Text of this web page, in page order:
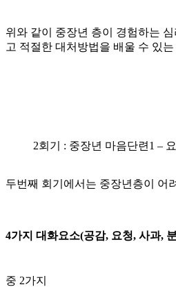
위와 같이 중장년 층이 경험하는
고 적절한 대처방법을 배울 수 있
2회기 : 중장년 마음단련1 –
두번째 회기에서는 중장년층이 어
4가지 대화요소(공감, 요청, 사과,
중 2가지